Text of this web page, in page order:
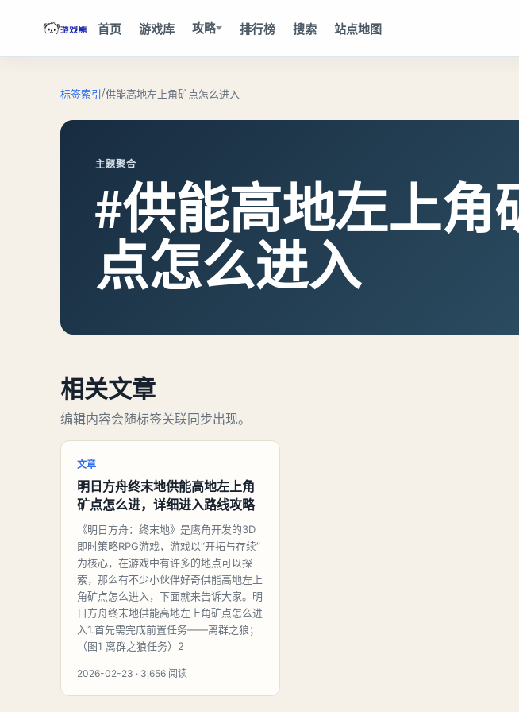
首页 游戏库 攻略 排行榜 搜索 站点地图
标签索引/供能高地左上角矿点怎么进入
主题聚合
#供能高地左上角
点怎么进入
相关文章
编辑内容会随标签关联同步出现。
文章
明日方舟终末地供能高地左上角
矿点怎么进，详细进入路线攻略
《明日方舟：终末地》是鹰角开发的3D
即时策略RPG游戏，游戏以“开拓与存续”
为核心，在游戏中有许多的地点可以探
索，那么有不少小伙伴好奇供能高地左上
角矿点怎么进入，下面就来告诉大家。明
日方舟终末地供能高地左上角矿点怎么进
入1.首先需完成前置任务——离群之狼；
（图1 离群之狼任务）2
2026-02-23 · 3,656 阅读